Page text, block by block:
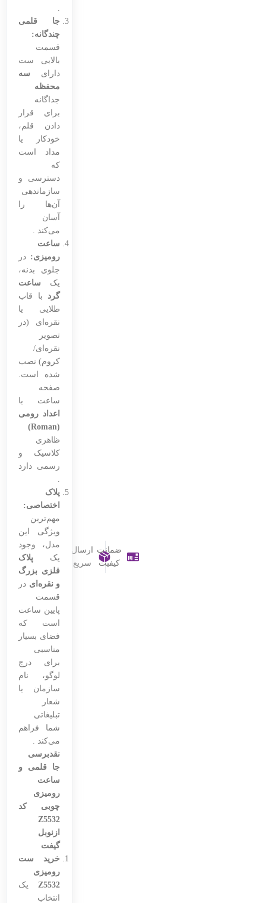
ضمانت
کیفیت
ارسال
سریع
.
جا قلمی
چندگانه:
قسمت
بالایی ست
دارای سه
محفظه
جداگانه
برای قرار
دادن قلم،
خودکار یا
مداد است
که
دسترسی و
سازماندهی
آن‌ها را
آسان
می‌کند .
ساعت
رومیزی: در
جلوی بدنه،
یک ساعت
گرد با قاب
طلایی یا
نقره‌ای (در
تصویر
نقره‌ای/
کروم) نصب
شده است.
صفحه
ساعت با
اعداد رومی
(Roman)
ظاهری
کلاسیک و
رسمی دارد
.
پلاک
اختصاصی:
مهم‌ترین
ویژگی این
مدل، وجود
یک پلاک
فلزی بزرگ
و نقره‌ای در
قسمت
پایین ساعت
است که
فضای بسیار
مناسبی
برای درج
لوگو، نام
سازمان یا
شعار
تبلیغاتی
شما فراهم
می‌کند .
نقدبرسی
جا قلمی و
ساعت
رومیزی
چوبی کد
Z5532
ازنوبل
گیفت
خرید ست
رومیزی
Z5532یک
انتخاب